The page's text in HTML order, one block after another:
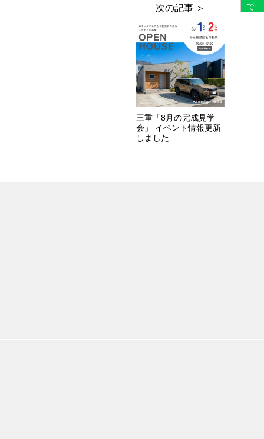
三重「8月の完成見学
会」 イベント情報更新
しました